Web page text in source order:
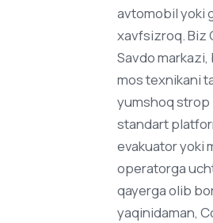
avtomobil yoki
xavfsizroq. Biz
Savdo
mos texnikani
yumshoq strop
standart
evakuator yoki
operatorga
qayerga olib
yaqinidaman,